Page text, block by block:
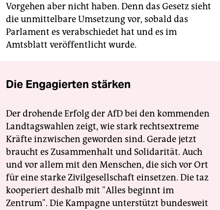
Vorgehen aber nicht haben. Denn das Gesetz sieht
die unmittelbare Umsetzung vor, sobald das
Parlament es verabschiedet hat und es im
Amtsblatt veröffentlicht wurde.
Die Engagierten stärken
Der drohende Erfolg der AfD bei den kommenden
Landtagswahlen zeigt, wie stark rechtsextreme
Kräfte inzwischen geworden sind. Gerade jetzt
braucht es Zusammenhalt und Solidarität. Auch
und vor allem mit den Menschen, die sich vor Ort
für eine starke Zivilgesellschaft einsetzen. Die taz
kooperiert deshalb mit "Alles beginnt im
Zentrum". Die Kampagne unterstützt bundesweit